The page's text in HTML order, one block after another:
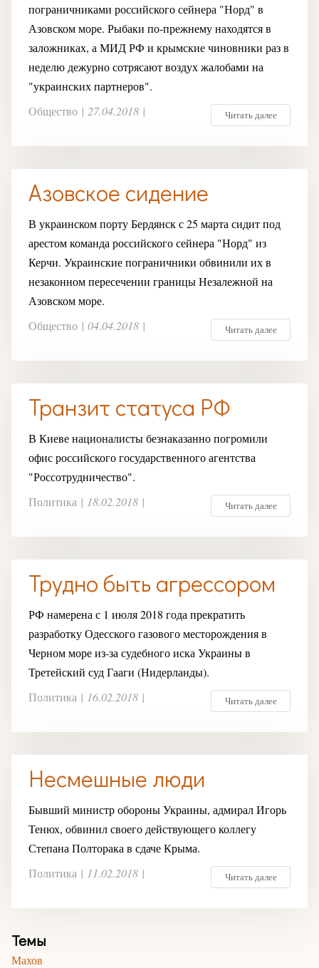
пограничниками российского сейнера "Норд" в
Азовском море. Рыбаки по-прежнему находятся в
заложниках, а МИД РФ и крымские чиновники раз в
неделю дежурно сотрясают воздух жалобами на
"украинских партнеров".
Читать далее
Общество | 27.04.2018 |
Азовское сидение
В украинском порту Бердянск с 25 марта сидит под
арестом команда российского сейнера "Норд" из
Керчи. Украинские пограничники обвинили их в
незаконном пересечении границы Незалежной на
Азовском море.
Читать далее
Общество | 04.04.2018 |
Транзит статуса РФ
В Киеве националисты безнаказанно погромили
офис российского государственного агентства
"Россотрудничество".
Читать далее
Политика | 18.02.2018 |
Трудно быть агрессором
РФ намерена с 1 июля 2018 года прекратить
разработку Одесского газового месторождения в
Черном море из-за судебного иска Украины в
Третейский суд Гааги (Нидерланды).
Читать далее
Политика | 16.02.2018 |
Несмешные люди
Бывший министр обороны Украины, адмирал Игорь
Тенюх, обвинил своего действующего коллегу
Степана Полторака в сдаче Крыма.
Читать далее
Политика | 11.02.2018 |
Темы
Махов